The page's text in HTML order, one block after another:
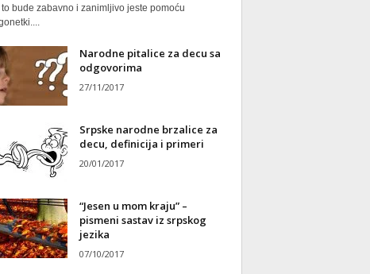
bude zabavno i zanimljivo jeste pomoću
Narodne pitalice za decu sa
odgovorima
27/11/2017
Srpske narodne brzalice za
decu, definicija i primeri
20/01/2017
“Jesen u mom kraju” –
pismeni sastav iz srpskog
jezika
07/10/2017